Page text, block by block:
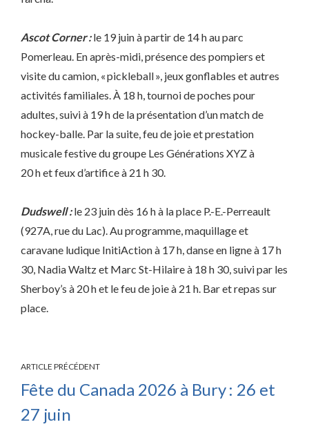
Ascot Corner :le 19 juin à partir de 14 h au parc
Pomerleau. En après-midi, présence des pompiers et
visite du camion, « pickleball », jeux gonflables et autres
activités familiales. À 18 h, tournoi de poches pour
adultes, suivi à 19 h de la présentation d’un match de
hockey-balle. Par la suite, feu de joie et prestation
musicale festive du groupe Les Générations XYZ à
20 h et feux d’artifice à 21 h 30.
Dudswell :le 23 juin dès 16 h à la place P.-E.-Perreault
(927A, rue du Lac). Au programme, maquillage et
caravane ludique InitiAction à 17 h, danse en ligne à 17 h
30, Nadia Waltz et Marc St-Hilaire à 18 h 30, suivi par les
Sherboy’s à 20 h et le feu de joie à 21 h. Bar et repas sur
place.
ARTICLE PRÉCÉDENT
Fête du Canada 2026 à Bury : 26 et
27 juin